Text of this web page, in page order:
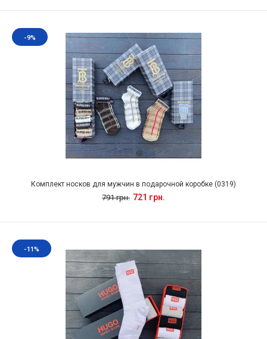
-9%
Комплект носков для мужчин в подарочной коробке (0319)
791 грн. 721 грн.
-11%